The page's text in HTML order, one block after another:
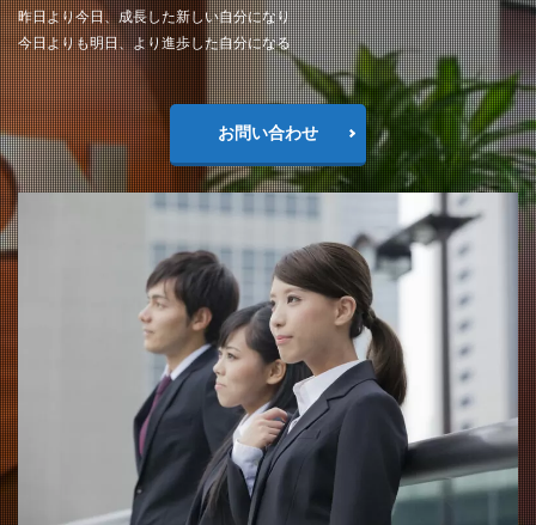
昨日より今日、成長した新しい自分になり
今日よりも明日、より進歩した自分になる
お問い合わせ